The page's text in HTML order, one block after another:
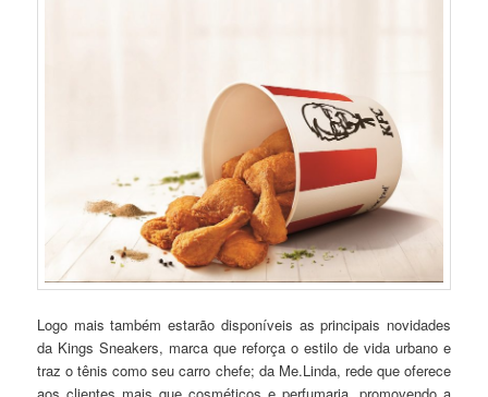
Logo mais também estarão disponíveis as principais novidades
da Kings Sneakers, marca que reforça o estilo de vida urbano e
traz o tênis como seu carro chefe; da Me.Linda, rede que oferece